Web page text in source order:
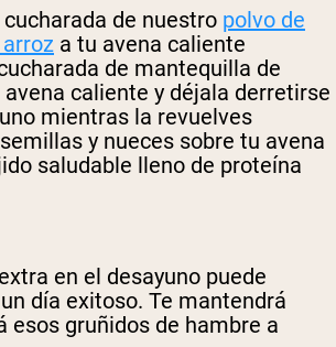
de nuestro polvo de
a tu avena caliente
de mantequilla de
avena caliente y déjala derretirse
mientras la revuelves
y nueces sobre tu avena
saludable lleno de proteína
en el desayuno puede
día exitoso. Te mantendrá
esos gruñidos de hambre a